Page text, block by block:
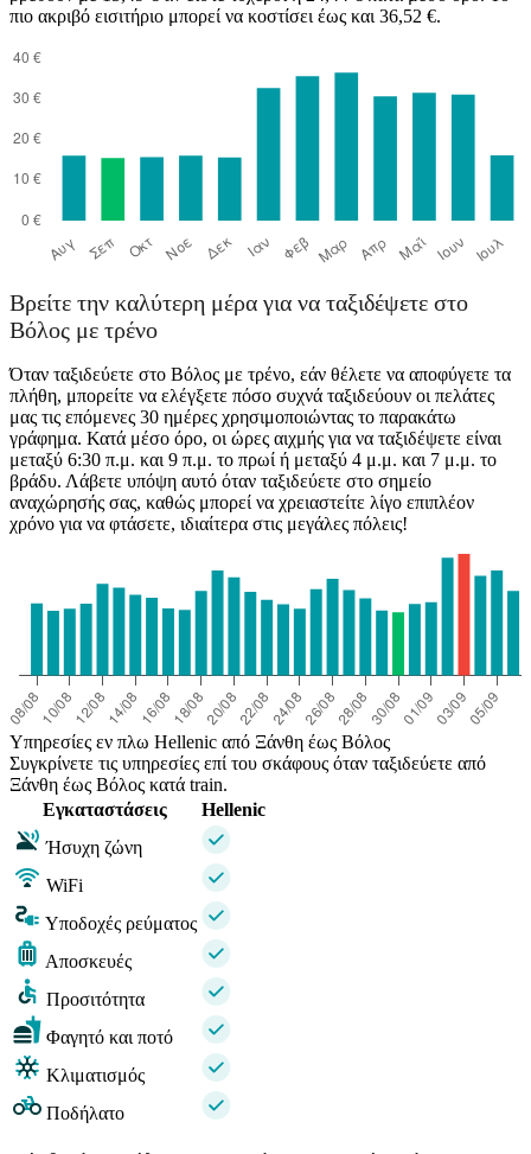
πιο ακριβό εισιτήριο μπορεί να κοστίσει έως και 36,52 €.
Βρείτε την καλύτερη μέρα για να ταξιδέψετε στο
Βόλος με τρένο
Όταν ταξιδεύετε στο Βόλος με τρένο, εάν θέλετε να αποφύγετε τα
πλήθη, μπορείτε να ελέγξετε πόσο συχνά ταξιδεύουν οι πελάτες
μας τις επόμενες 30 ημέρες χρησιμοποιώντας το παρακάτω
γράφημα. Κατά μέσο όρο, οι ώρες αιχμής για να ταξιδέψετε είναι
μεταξύ 6:30 π.μ. και 9 π.μ. το πρωί ή μεταξύ 4 μ.μ. και 7 μ.μ. το
βράδυ. Λάβετε υπόψη αυτό όταν ταξιδεύετε στο σημείο
αναχώρησής σας, καθώς μπορεί να χρειαστείτε λίγο επιπλέον
χρόνο για να φτάσετε, ιδιαίτερα στις μεγάλες πόλεις!
Υπηρεσίες εν πλω Hellenic από Ξάνθη έως Βόλος
Συγκρίνετε τις υπηρεσίες επί του σκάφους όταν ταξιδεύετε από
Ξάνθη έως Βόλος κατά train.
Εγκαταστάσεις
Hellenic
Ήσυχη ζώνη
WiFi
Υποδοχές ρεύματος
Αποσκευές
Προσιτότητα
Φαγητό και ποτό
Κλιματισμός
Ποδήλατο